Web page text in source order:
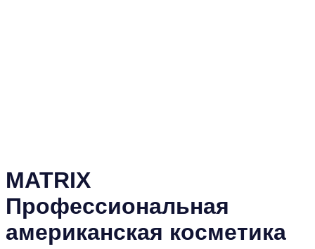
MATRIX
Профессиональная
американская косметика